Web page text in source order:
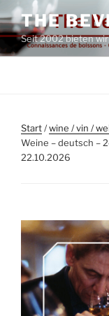
Zum
Inhalt
springen
THE
Seit 2002 bieten wir
Start/wine / vin /
Weine – deutsch –
22.10.2026